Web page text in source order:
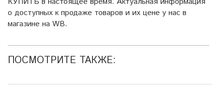
о доступных к продаже товаров и их цене у нас в
магазине на WB.
ПОСМОТРИТЕ ТАКЖЕ: